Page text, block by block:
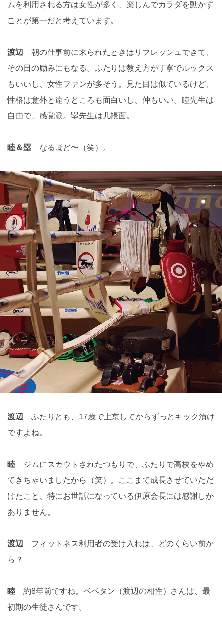
ムを利用される方は女性が多く、楽しんでカラダを動かす
ことが第一だと考えています。
渡辺 朝の仕事前に来られたときはリフレッシュできて、
その日の励みにもなる。ふたりは教え方が丁寧でルックス
もいいし、女性ファンが多そう。見た目は似ているけど、
性格は意外と違うところも面白いし、仲もいい。睦先生は
自由で、感覚派。塁先生は几帳面。
睦＆塁 なるほど〜（笑）。
渡辺 ふたりとも、17歳で上京してからずっとキック漬け
ですよね。
睦 ジムにスカウトされたつもりで、ふたりで高校をやめ
てきちゃいましたから（笑）。ここまで成長させていただ
けたこと、特にお世話になっている伊原会長には感謝しか
ありません。
渡辺 フィットネス利用者の受け入れは、どのくらい前か
ら？
睦 約8年前ですね。ベベタン（渡辺の相性）さんは、最
初期の生徒さんです。